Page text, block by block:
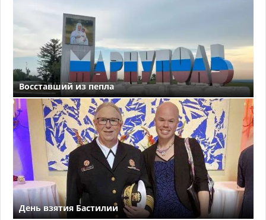
Восставший из пепла
День взятия Бастилии